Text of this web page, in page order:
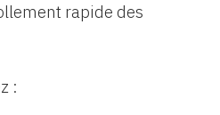
rapide des
: